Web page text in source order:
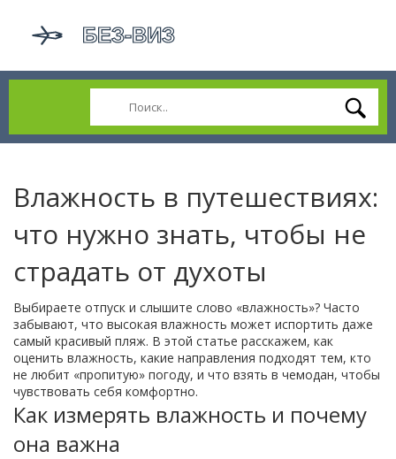
Влажность в путешествиях:
что нужно знать, чтобы не
страдать от духоты
Выбираете отпуск и слышите слово «влажность»? Часто
забывают, что высокая влажность может испортить даже
самый красивый пляж. В этой статье расскажем, как
оценить влажность, какие направления подходят тем, кто
не любит «пропитую» погоду, и что взять в чемодан, чтобы
чувствовать себя комфортно.
Как измерять влажность и почему
она важна